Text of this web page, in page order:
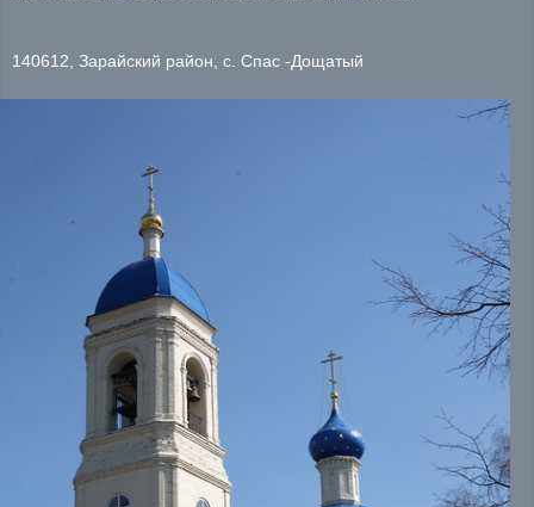
140612, Зарайский район, с. Спас -Дощатый